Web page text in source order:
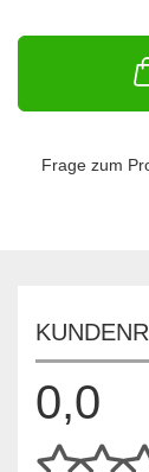
Frage zum
0,0